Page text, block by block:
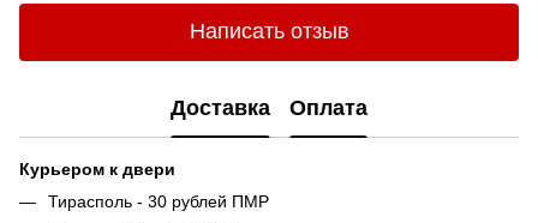
Написать отзыв
Доставка Оплата
Курьером к двери
Тирасполь - 30 рублей ПМР